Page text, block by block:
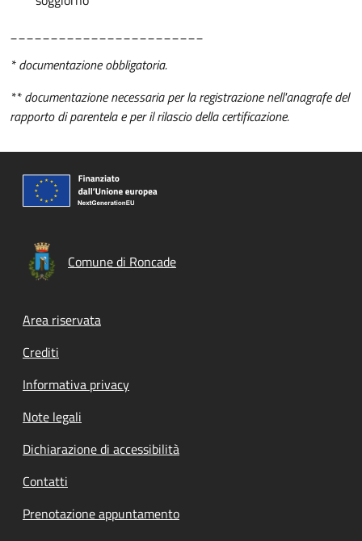
* documentazione obbligatoria.
** documentazione necessaria per la registrazione nell'anagrafe del
rapporto di parentela e per il rilascio della certificazione.
Comune di Roncade
Footer menu
Area riservata
Crediti
Informativa privacy
Note legali
Dichiarazione di accessibilità
Contatti
Prenotazione appuntamento